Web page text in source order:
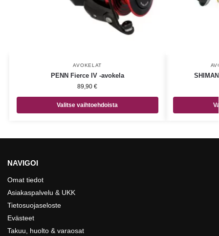
AVOKELAT
PENN Fierce IV -avokela
89,90€
Valitse vaihtoehdoista
NAVIGOI
Omat tiedot
Asiakaspalvelu & UKK
Tietosuojaseloste
Evästeet
Takuu, huolto & varaosat